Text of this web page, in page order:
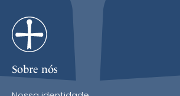
Sobre nós